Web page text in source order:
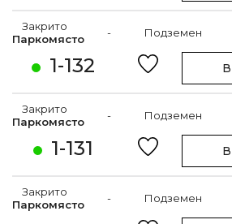
1-132
Закрито
Паркомясто
- Подземен
1-131
Закрито
Паркомясто
- Подземен
Закрито
Паркомясто
- Подземен